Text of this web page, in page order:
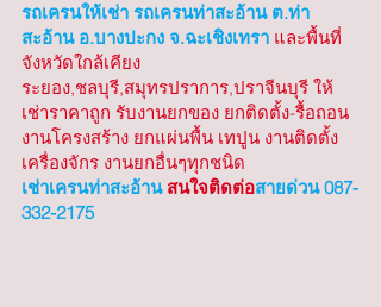
รถเครนให้เช่า รถเครนท่าสะอ้าน ต.ท่า
สะอ้าน อ.บางปะกง จ.ฉะเชิงเทรา และพื้นที่
จังหวัดใกล้เคียง
ระยอง,ชลบุรี,สมุทรปราการ,ปราจีนบุรี ให้
เช่าราคาถูก รับงานยกของ ยกติดตั้ง-รื้อถอน
งานโครงสร้าง ยกแผ่นพื้น เทปูน งานติดตั้ง
เครื่องจักร งานยกอื่นๆทุกชนิด
เช่าเครนท่าสะอ้าน สนใจติดต่อสายด่วน 087-
332-2175